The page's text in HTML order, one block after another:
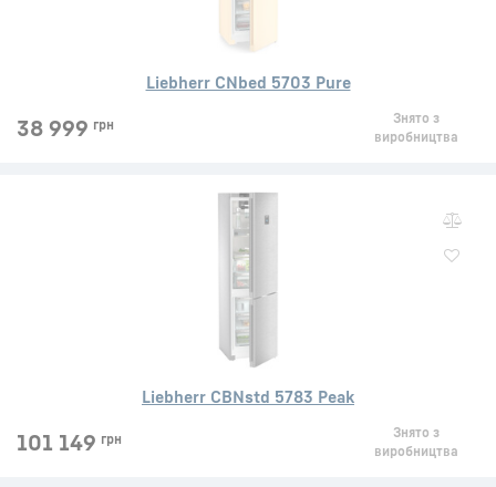
Liebherr CNbed 5703 Pure
38 999 грн
Знято з
виробництва
Liebherr CBNstd 5783 Peak
101 149 грн
Знято з
виробництва